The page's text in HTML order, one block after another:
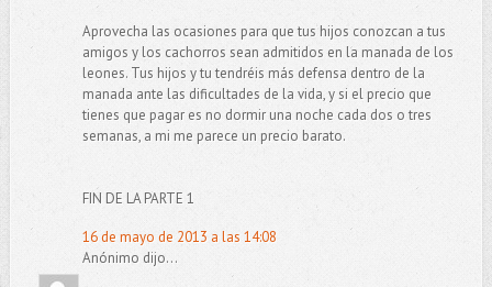
Aprovecha las ocasiones para que tus hijos conozcan a tus
amigos y los cachorros sean admitidos en la manada de los
leones. Tus hijos y tu tendréis más defensa dentro de la
manada ante las dificultades de la vida, y si el precio que
tienes que pagar es no dormir una noche cada dos o tres
semanas, a mi me parece un precio barato.
FIN DE LA PARTE 1
16 de mayo de 2013 a las 14:08
Anónimo dijo...